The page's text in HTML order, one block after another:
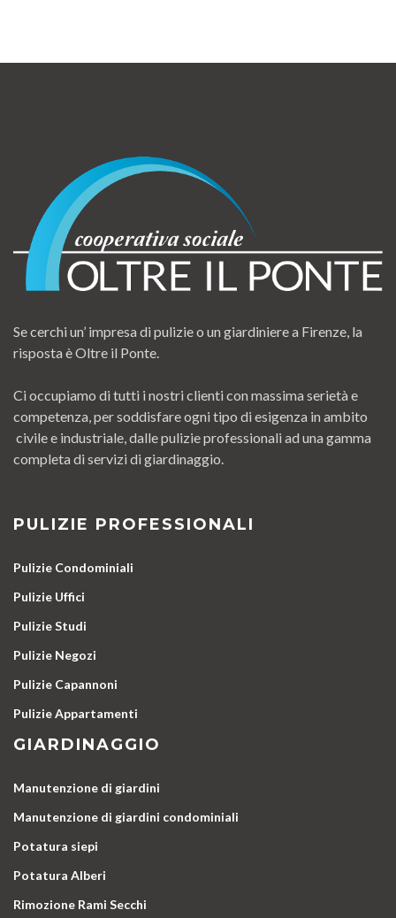
Se cerchi un’ impresa di pulizie o un giardiniere a Firenze, la
risposta è Oltre il Ponte.
Ci occupiamo di tutti i nostri clienti con massima serietà e
competenza, per soddisfare ogni tipo di esigenza in ambito
civile e industriale, dalle pulizie professionali ad una gamma
completa di servizi di giardinaggio.
PULIZIE PROFESSIONALI
Pulizie Condominiali
Pulizie Uffici
Pulizie Studi
Pulizie Negozi
Pulizie Capannoni
Pulizie Appartamenti
GIARDINAGGIO
Manutenzione di giardini
Manutenzione di giardini condominiali
Potatura siepi
Potatura Alberi
Rimozione Rami Secchi